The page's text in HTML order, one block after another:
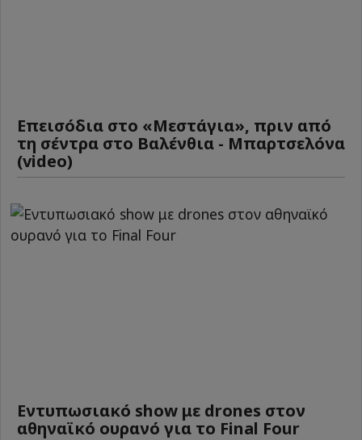
Επεισόδια στο «Μεστάγια», πριν από
τη σέντρα στο Βαλένθια - Μπαρτσελόνα
(video)
Εντυπωσιακό show με drones στον
αθηναϊκό ουρανό για το Final Four